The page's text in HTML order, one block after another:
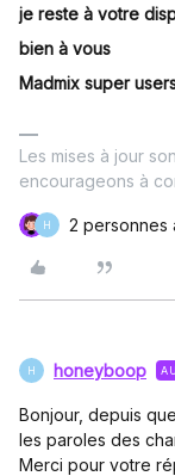
je reste à votre
bien à vous
Madmix super
Les mises à jour
encourageons à
H 2 personnes
H honeyboop
Bonjour, depuis
les paroles des
Merci pour votre